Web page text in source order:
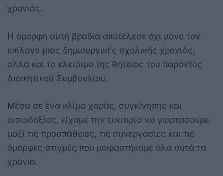
χρονιάς.
Η όμορφη αυτή βραδιά αποτέλεσε όχι μόνο τον
επίλογο μιας δημιουργικής σχολικής χρονιάς,
αλλά και το κλείσιμο της θητείας του παρόντος
Διοικητικού Συμβουλίου.
Μέσα σε ένα κλίμα χαράς, συγκίνησης και
αισιοδοξίας, είχαμε την ευκαιρία να γιορτάσουμε
μαζί τις προσπάθειες, τις συνεργασίες και τις
όμορφες στιγμές που μοιραστήκαμε όλα αυτά τα
χρόνια.